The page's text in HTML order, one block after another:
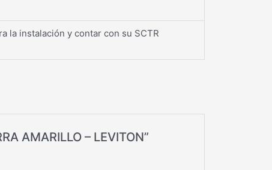
la instalación y contar con su SCTR
AMARILLO – LEVITON”